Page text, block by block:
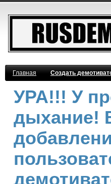
Главная Создать
УРА!!! У
дыхание!